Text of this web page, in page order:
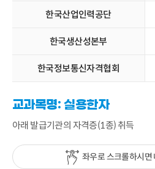
한국산업인력공단
한국생산성본부
한국정보통신자격협회
교과목명: 실용한자
아래 발급기관의 자격증(1종) 취득
좌우로 스크롤하시면